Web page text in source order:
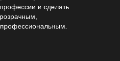
и сделать